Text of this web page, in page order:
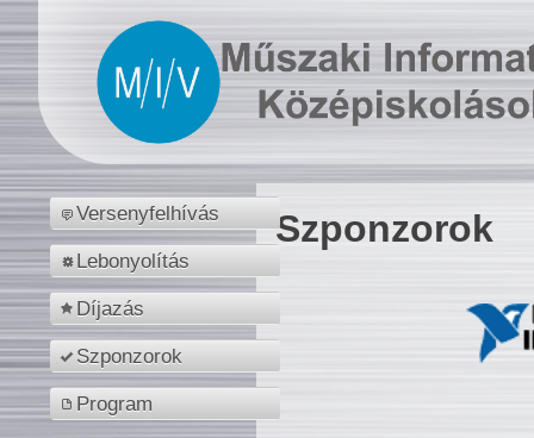
Versenyfelhívás
Lebonyolítás
Díjazás
Szponzorok
Program
Szponzorok